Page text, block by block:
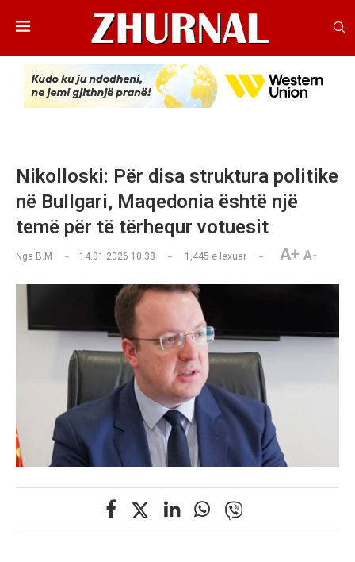
Nikolloski: Për disa struktura politike
në Bullgari, Maqedonia është një
temë për të tërhequr votuesit
Nga B.M 14.01.2026 10:38 1,445 e lexuar A+ A-